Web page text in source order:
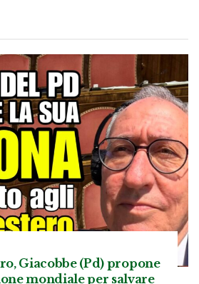
Giacobbe (Pd) propone
mondiale per salvare